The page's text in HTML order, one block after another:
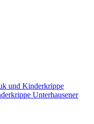
und Kinderkrippe
Unterhausener